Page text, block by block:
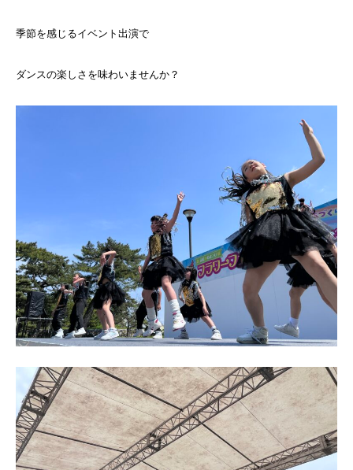
季節を感じるイベント出演で
ダンスの楽しさを味わいませんか？